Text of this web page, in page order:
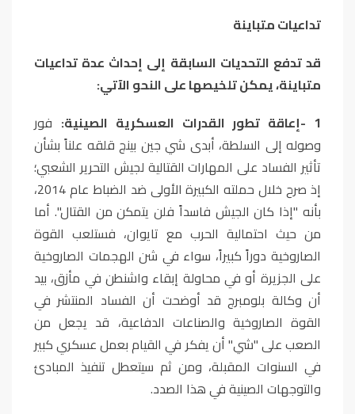
تداعيات متباينة
قد تدفع التحديات السابقة إلى إحداث عدة تداعيات
متباينة، يمكن تلخيصها على النحو الآتي:
1
-إعاقة تطور القدرات العسكرية الصينية: فور
وصوله إلى السلطة، أبدى شي جين بينج قلقه علناً بشأن
تأثير الفساد على المهارات القتالية لجيش التحرير الشعبي؛
إذ صرح خلال حملته الكبيرة الأولى ضد الضباط عام 2014،
بأنه "إذا كان الجيش فاسداً فلن يتمكن من القتال". أما
من حيث احتمالية الحرب مع تايوان، فستلعب القوة
الصاروخية دوراً كبيراً، سواء في شن الهجمات الصاروخية
على الجزيرة أو في محاولة إبقاء واشنطن في مأزق، بيد
أن وكالة بلومبرج قد أوضحت أن الفساد المنتشر في
القوة الصاروخية والصناعات الدفاعية، قد يجعل من
الصعب على "شي" أن يفكر في القيام بعمل عسكري كبير
في السنوات المقبلة، ومن ثم سيتعطل تنفيذ المبادئ
والتوجهات الصينية في هذا الصدد.